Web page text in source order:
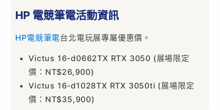
HP 電競筆電活動資訊
HP電競筆電台北電玩展專屬優惠價。
Victus 16-d0662TX RTX 3050 (展場限定
價：NT$26,900)
Victus 16-d1028TX RTX 3050ti (展場限定
價：NT$35,900)